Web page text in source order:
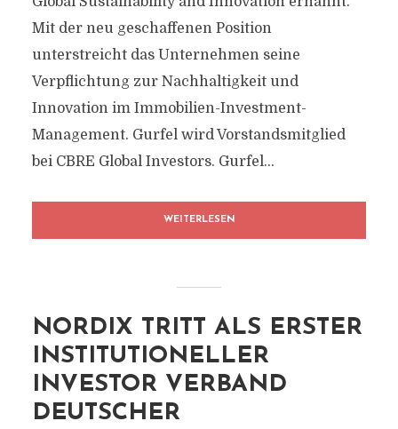
Mit der neu geschaffenen Position
unterstreicht das Unternehmen seine
Verpflichtung zur Nachhaltigkeit und
Innovation im Immobilien-Investment-
Management. Gurfel wird Vorstandsmitglied
bei CBRE Global Investors. Gurfel...
WEITERLESEN
NORDIX TRITT ALS ERSTER
INSTITUTIONELLER
INVESTOR VERBAND
DEUTSCHER